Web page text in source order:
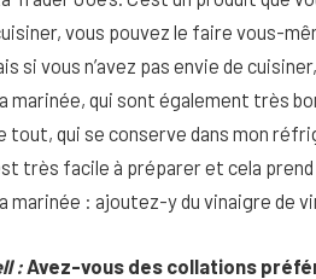
vous pouvez le faire vous-
si vous n’avez pas envie de
marinée, qui sont également très
tout, qui se conserve dans mon
très facile à préparer et cela
marinée : ajoutez-y du vinaigre de
: Avez-vous des collations